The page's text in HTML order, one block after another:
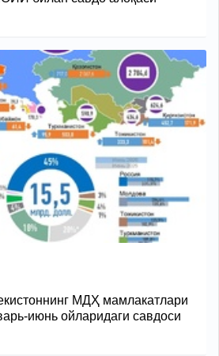
МДҲ мамлакатлари
июнь ойларидаги савдоси